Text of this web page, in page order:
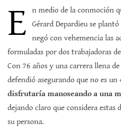
E
n medio de la conmoción
Gérard Depardieu se
negó con vehemencia las
formuladas por dos trabajadoras
Con 76 años y una carrera llena
defendió asegurando que no es un
disfrutaría manoseando a una
dejando claro que considera estas
su persona.